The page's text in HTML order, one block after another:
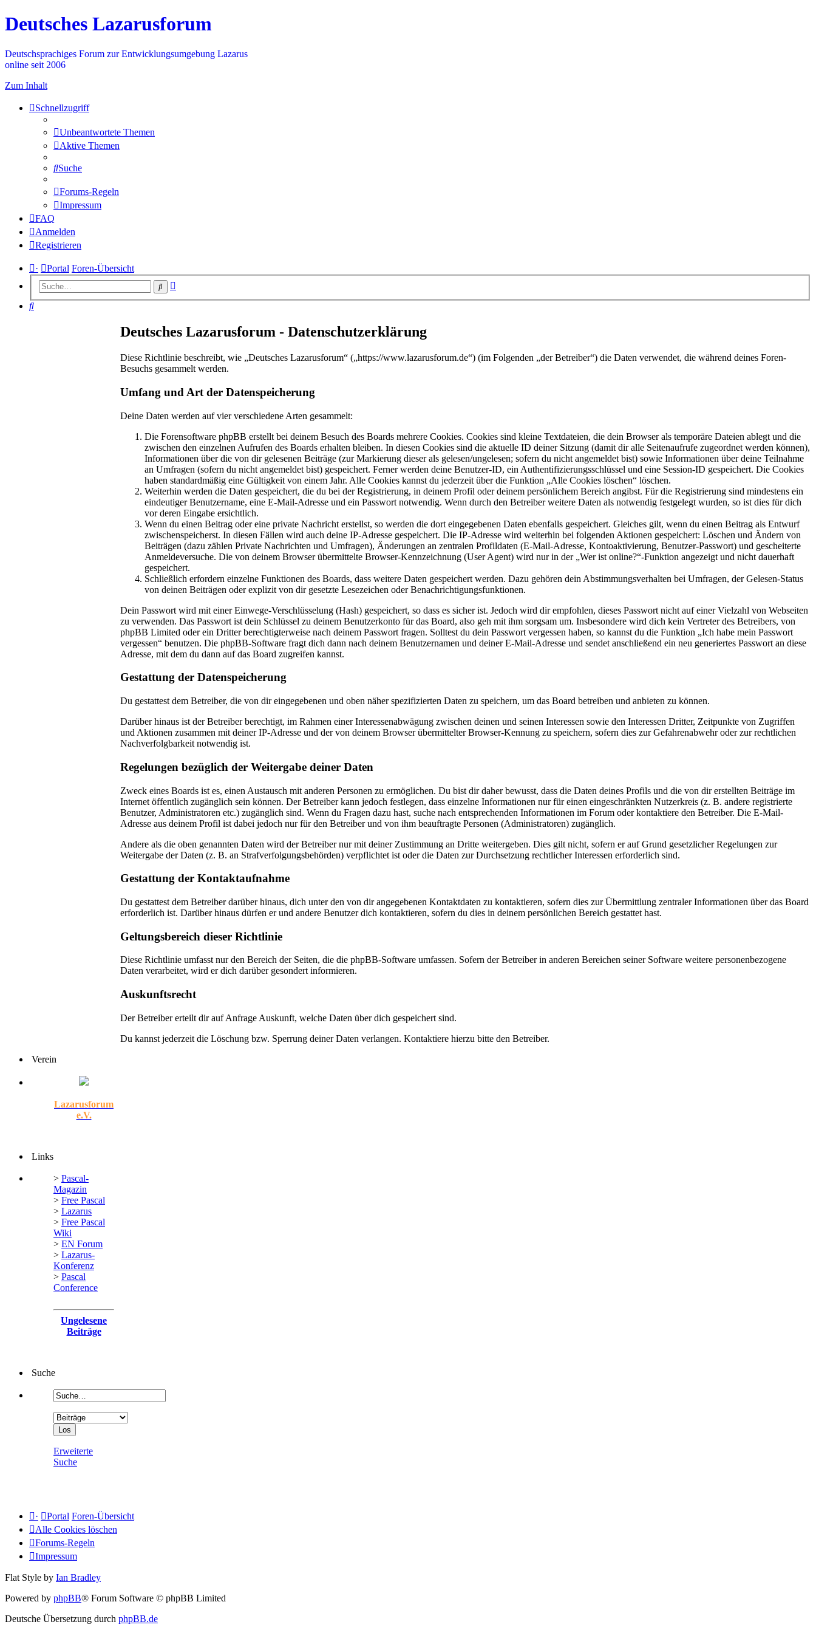
Deutsches Lazarusforum
Deutschsprachiges Forum zur Entwicklungsumgebung Lazarus
online seit 2006
Zum Inhalt
Schnellzugriff
Unbeantwortete Themen
Aktive Themen
Suche
Forums-Regeln
Impressum
FAQ
Anmelden
Registrieren
· Portal Foren-Übersicht
Suche
Suche
Deutsches Lazarusforum - Datenschutzerklärung
Diese Richtlinie beschreibt, wie „Deutsches Lazarusforum“ („https://www.lazarusforum.de“) (im Folgenden „der Betreiber“) die Daten verwendet, die während deines Foren-
Besuchs gesammelt werden.
Umfang und Art der Datenspeicherung
Deine Daten werden auf vier verschiedene Arten gesammelt:
Die Forensoftware phpBB erstellt bei deinem Besuch des Boards mehrere Cookies. Cookies sind kleine Textdateien, die dein Browser als temporäre Dateien ablegt und die
zwischen den einzelnen Aufrufen des Boards erhalten bleiben. In diesen Cookies sind die aktuelle ID deiner Sitzung (damit dir alle Seitenaufrufe zugeordnet werden können),
Informationen über die von dir gelesenen Beiträge (zur Markierung dieser als gelesen/ungelesen; sofern du nicht angemeldet bist) sowie Informationen über deine Teilnahme
an Umfragen (sofern du nicht angemeldet bist) gespeichert. Ferner werden deine Benutzer-ID, ein Authentifizierungsschlüssel und eine Session-ID gespeichert. Die Cookies
haben standardmäßig eine Gültigkeit von einem Jahr. Alle Cookies kannst du jederzeit über die Funktion „Alle Cookies löschen“ löschen.
Weiterhin werden die Daten gespeichert, die du bei der Registrierung, in deinem Profil oder deinem persönlichem Bereich angibst. Für die Registrierung sind mindestens ein
eindeutiger Benutzername, eine E-Mail-Adresse und ein Passwort notwendig. Wenn durch den Betreiber weitere Daten als notwendig festgelegt wurden, so ist dies für dich
vor deren Eingabe ersichtlich.
Wenn du einen Beitrag oder eine private Nachricht erstellst, so werden die dort eingegebenen Daten ebenfalls gespeichert. Gleiches gilt, wenn du einen Beitrag als Entwurf
zwischenspeicherst. In diesen Fällen wird auch deine IP-Adresse gespeichert. Die IP-Adresse wird weiterhin bei folgenden Aktionen gespeichert: Löschen und Ändern von
Beiträgen (dazu zählen Private Nachrichten und Umfragen), Änderungen an zentralen Profildaten (E-Mail-Adresse, Kontoaktivierung, Benutzer-Passwort) und gescheiterte
Anmeldeversuche. Die von deinem Browser übermittelte Browser-Kennzeichnung (User Agent) wird nur in der „Wer ist online?“-Funktion angezeigt und nicht dauerhaft
gespeichert.
Schließlich erfordern einzelne Funktionen des Boards, dass weitere Daten gespeichert werden. Dazu gehören dein Abstimmungsverhalten bei Umfragen, der Gelesen-Status
von deinen Beiträgen oder explizit von dir gesetzte Lesezeichen oder Benachrichtigungsfunktionen.
Dein Passwort wird mit einer Einwege-Verschlüsselung (Hash) gespeichert, so dass es sicher ist. Jedoch wird dir empfohlen, dieses Passwort nicht auf einer Vielzahl von Webseiten
zu verwenden. Das Passwort ist dein Schlüssel zu deinem Benutzerkonto für das Board, also geh mit ihm sorgsam um. Insbesondere wird dich kein Vertreter des Betreibers, von
phpBB Limited oder ein Dritter berechtigterweise nach deinem Passwort fragen. Solltest du dein Passwort vergessen haben, so kannst du die Funktion „Ich habe mein Passwort
vergessen“ benutzen. Die phpBB-Software fragt dich dann nach deinem Benutzernamen und deiner E-Mail-Adresse und sendet anschließend ein neu generiertes Passwort an diese
Adresse, mit dem du dann auf das Board zugreifen kannst.
Gestattung der Datenspeicherung
Du gestattest dem Betreiber, die von dir eingegebenen und oben näher spezifizierten Daten zu speichern, um das Board betreiben und anbieten zu können.
Darüber hinaus ist der Betreiber berechtigt, im Rahmen einer Interessenabwägung zwischen deinen und seinen Interessen sowie den Interessen Dritter, Zeitpunkte von Zugriffen
und Aktionen zusammen mit deiner IP-Adresse und der von deinem Browser übermittelter Browser-Kennung zu speichern, sofern dies zur Gefahrenabwehr oder zur rechtlichen
Nachverfolgbarkeit notwendig ist.
Regelungen bezüglich der Weitergabe deiner Daten
Zweck eines Boards ist es, einen Austausch mit anderen Personen zu ermöglichen. Du bist dir daher bewusst, dass die Daten deines Profils und die von dir erstellten Beiträge im
Internet öffentlich zugänglich sein können. Der Betreiber kann jedoch festlegen, dass einzelne Informationen nur für einen eingeschränkten Nutzerkreis (z. B. andere registrierte
Benutzer, Administratoren etc.) zugänglich sind. Wenn du Fragen dazu hast, suche nach entsprechenden Informationen im Forum oder kontaktiere den Betreiber. Die E-Mail-
Adresse aus deinem Profil ist dabei jedoch nur für den Betreiber und von ihm beauftragte Personen (Administratoren) zugänglich.
Andere als die oben genannten Daten wird der Betreiber nur mit deiner Zustimmung an Dritte weitergeben. Dies gilt nicht, sofern er auf Grund gesetzlicher Regelungen zur
Weitergabe der Daten (z. B. an Strafverfolgungsbehörden) verpflichtet ist oder die Daten zur Durchsetzung rechtlicher Interessen erforderlich sind.
Gestattung der Kontaktaufnahme
Du gestattest dem Betreiber darüber hinaus, dich unter den von dir angegebenen Kontaktdaten zu kontaktieren, sofern dies zur Übermittlung zentraler Informationen über das Board
erforderlich ist. Darüber hinaus dürfen er und andere Benutzer dich kontaktieren, sofern du dies in deinem persönlichen Bereich gestattet hast.
Geltungsbereich dieser Richtlinie
Diese Richtlinie umfasst nur den Bereich der Seiten, die die phpBB-Software umfassen. Sofern der Betreiber in anderen Bereichen seiner Software weitere personenbezogene
Daten verarbeitet, wird er dich darüber gesondert informieren.
Auskunftsrecht
Der Betreiber erteilt dir auf Anfrage Auskunft, welche Daten über dich gespeichert sind.
Du kannst jederzeit die Löschung bzw. Sperrung deiner Daten verlangen. Kontaktiere hierzu bitte den Betreiber.
Verein
Lazarusforum
e.V.
Links
> Pascal-
Magazin
> Free Pascal
> Lazarus
> Free Pascal
Wiki
> EN Forum
> Lazarus-
Konferenz
> Pascal
Conference
Ungelesene
Beiträge
Suche
Erweiterte
Suche
· Portal Foren-Übersicht
Alle Cookies löschen
Forums-Regeln
Impressum
Flat Style by Ian Bradley
Powered by phpBB® Forum Software © phpBB Limited
Deutsche Übersetzung durch phpBB.de